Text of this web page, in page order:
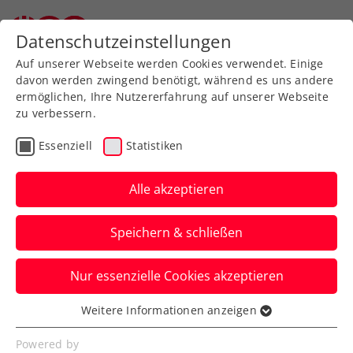
Aktuelle News
News filtern
Datenschutzeinstellungen
Auf unserer Webseite werden Cookies verwendet. Einige
davon werden zwingend benötigt, während es uns andere
ermöglichen, Ihre Nutzererfahrung auf unserer Webseite
zu verbessern.
Essenziell Statistiken
Alle akzeptieren
Speichern & schließen
Nur essenzielle Cookies akzeptieren
Essenziell
Essenzielle Cookies werden für grundlegende
Weitere Informationen anzeigen
Powered by